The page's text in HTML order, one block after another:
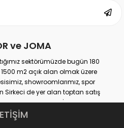
ve JOMA
sektörümüzde bugün 180
m2 açık alan olmak üzere
showroomlarımız, spor
Sirkeci de yer alan toptan satış
300 bayimiz, İstanbul’da 10
hizmet eden e-ticaret sanal
güne büyüyerek sektöre,